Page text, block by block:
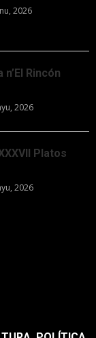
2026
Rincón
2026
Platos
2026